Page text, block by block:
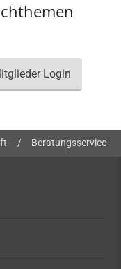
Login
/ Beratungsservice